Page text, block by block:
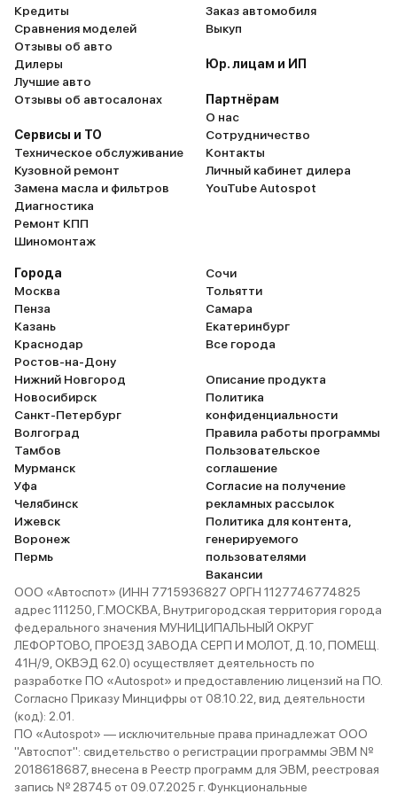
стучит везде и спереди и сзади.
Буду выяснять на ближайшем ТО.
Зимой в машине холодно. Мотор
иногда едет на 75 градусах и из
печки нет горячего воздуха.
Летом даже при выкручивание
ТЁПЛЫЙ ВОЗДУХ! Прям как на
Жигулях. Кондиционер работает
хаотично, то холодит то нет,
охладить салон не может
вообще! Механические
переключатели направления
потока заедают. В стандартной
подогревов(ЭТО В РОССИИ ГДЕ
ЗИМА ПО ПОЛ ГОДА) Ни
подогрева сидений, ни
подогрева боковых зеркал.
Обогрев задней двери даже на
одну дверь сделал(ИХ ДВЕ ЕСЛИ
ЧТО) Свет в салоне загорается
только от водительской двери!,
остальные по мнению завода не
люди. Машина из-за самой
длинной базы из Лады очень
плохо маневрирует во дворах,
запарковаться проблема
постоянно. Повторюсь- это
худшее на чём мне приходилось
ездить в жизни. Это нельзя
выпускать в 21 веке, 2026г.
детонация при легкой
на вопрос в сервисе у
бензином....
экстренной ситуации
живут своей жизнью ,
хоть ручник
кнопке электронный .
ступичный в 20.000км
дилеру попасть по
заменить нужно ждать
Вот такая вот история
ларгусом . А еще если вы
потеряете ключ от авто
сделать дубликат и
никто не сможет, так
внимательны!
Кредиты
Сравнения моделей
Отзывы об авто
Дилеры
Лучшие авто
Отзывы об автосалонах
Сервисы и ТО
Техническое обслуживание
Кузовной ремонт
Замена масла и фильтров
Диагностика
Ремонт КПП
Шиномонтаж
Заказ автомобиля
Выкуп
Юр. лицам и ИП
Партнёрам
О нас
Сотрудничество
Контакты
Личный кабинет дилера
YouTube Autospot
Города
Москва
Пенза
Казань
Краснодар
Ростов-на-Дону
Нижний Новгород
Новосибирск
Санкт-Петербург
Волгоград
Тамбов
Мурманск
Уфа
Челябинск
Ижевск
Воронеж
Пермь
Сочи
Тольятти
Самара
Екатеринбург
Все города
Описание продукта
Политика
конфиденциальности
Правила работы программы
Пользовательское
соглашение
Согласие на получение
рекламных рассылок
Политика для контента,
генерируемого
пользователями
Вакансии
ООО «Автоспот» (ИНН 7715936827 ОРГН 1127746774825
адрес 111250, Г.МОСКВА, Внутригородская территория города
федерального значения МУНИЦИПАЛЬНЫЙ ОКРУГ
ЛЕФОРТОВО, ПРОЕЗД ЗАВОДА СЕРП И МОЛОТ, Д. 10, ПОМЕЩ.
41Н/9, ОКВЭД 62.0) осуществляет деятельность по
разработке ПО «Autospot» и предоставлению лицензий на ПО.
Согласно Приказу Минцифры от 08.10.22, вид деятельности
(код): 2.01.
ПО «Autospot» — исключительные права принадлежат ООО
"Автоспот": свидетельство о регистрации программы ЭВМ №
2018618687, внесена в Реестр программ для ЭВМ, реестровая
запись № 28745 от 09.07.2025 г. Функциональные